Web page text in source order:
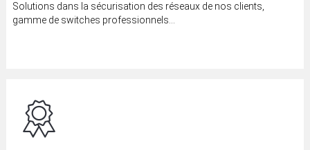
Solutions dans la sécurisation des réseaux de nos clients,
gamme de switches professionnels…